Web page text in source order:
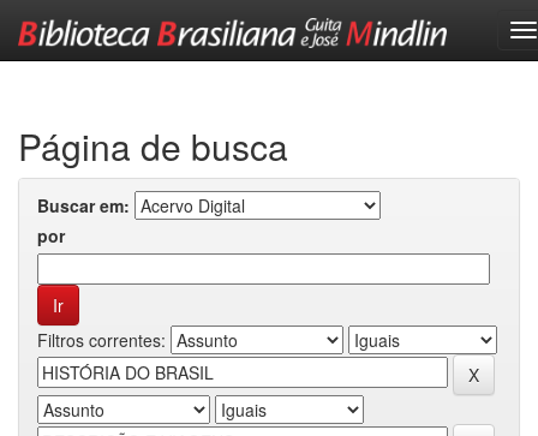
Página de busca
Buscar em:
por
Filtros correntes: